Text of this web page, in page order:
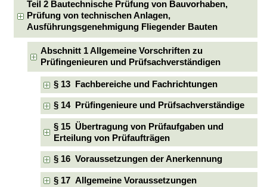
Teil 2 Bautechnische Prüfung von Bauvorhaben,
Prüfung von technischen Anlagen,
Ausführungsgenehmigung Fliegender Bauten
Abschnitt 1 Allgemeine Vorschriften zu
Prüfingenieuren und Prüfsachverständigen
§ 13 Fachbereiche und Fachrichtungen
§ 14 Prüfingenieure und Prüfsachverständige
§ 15 Übertragung von Prüfaufgaben und
Erteilung von Prüfaufträgen
§ 16 Voraussetzungen der Anerkennung
§ 17 Allgemeine Voraussetzungen